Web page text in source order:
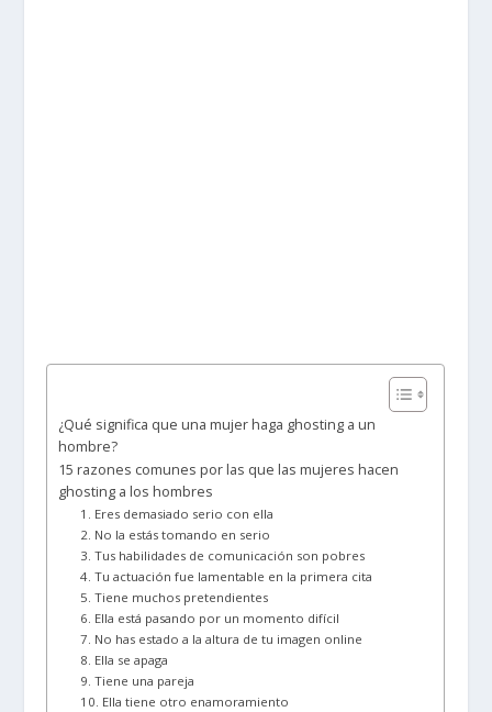
¿Qué significa que una mujer haga ghosting a un
hombre?
15 razones comunes por las que las mujeres hacen
ghosting a los hombres
1. Eres demasiado serio con ella
2. No la estás tomando en serio
3. Tus habilidades de comunicación son pobres
4. Tu actuación fue lamentable en la primera cita
5. Tiene muchos pretendientes
6. Ella está pasando por un momento difícil
7. No has estado a la altura de tu imagen online
8. Ella se apaga
9. Tiene una pareja
10. Ella tiene otro enamoramiento